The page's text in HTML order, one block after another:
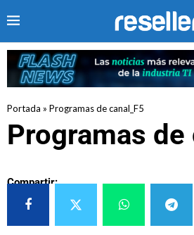
Portada » Programas de canal_F5
Programas de
Compartir: